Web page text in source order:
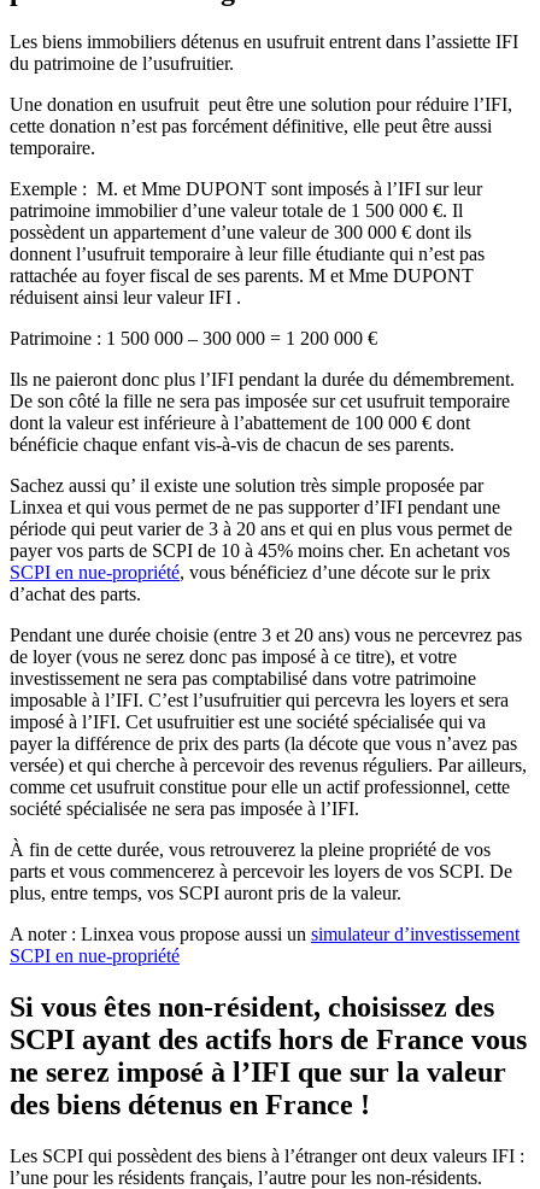
Les biens immobiliers détenus en usufruit entrent dans l’assiette IFI
du patrimoine de l’usufruitier.
Une donation en usufruit peut être une solution pour réduire l’IFI,
cette donation n’est pas forcément définitive, elle peut être aussi
temporaire.
Exemple : M. et Mme DUPONT sont imposés à l’IFI sur leur
patrimoine immobilier d’une valeur totale de 1 500 000 €. Il
possèdent un appartement d’une valeur de 300 000 € dont ils
donnent l’usufruit temporaire à leur fille étudiante qui n’est pas
rattachée au foyer fiscal de ses parents. M et Mme DUPONT
réduisent ainsi leur valeur IFI .
Patrimoine : 1 500 000 – 300 000 = 1 200 000 €
Ils ne paieront donc plus l’IFI pendant la durée du démembrement.
De son côté la fille ne sera pas imposée sur cet usufruit temporaire
dont la valeur est inférieure à l’abattement de 100 000 € dont
bénéficie chaque enfant vis-à-vis de chacun de ses parents.
Sachez aussi qu’ il existe une solution très simple proposée par
Linxea et qui vous permet de ne pas supporter d’IFI pendant une
période qui peut varier de 3 à 20 ans et qui en plus vous permet de
payer vos parts de SCPI de 10 à 45% moins cher. En achetant vos
SCPI en nue-propriété, vous bénéficiez d’une décote sur le prix
d’achat des parts.
Pendant une durée choisie (entre 3 et 20 ans) vous ne percevrez pas
de loyer (vous ne serez donc pas imposé à ce titre), et votre
investissement ne sera pas comptabilisé dans votre patrimoine
imposable à l’IFI. C’est l’usufruitier qui percevra les loyers et sera
imposé à l’IFI. Cet usufruitier est une société spécialisée qui va
payer la différence de prix des parts (la décote que vous n’avez pas
versée) et qui cherche à percevoir des revenus réguliers. Par ailleurs,
comme cet usufruit constitue pour elle un actif professionnel, cette
société spécialisée ne sera pas imposée à l’IFI.
À fin de cette durée, vous retrouverez la pleine propriété de vos
parts et vous commencerez à percevoir les loyers de vos SCPI. De
plus, entre temps, vos SCPI auront pris de la valeur.
A noter : Linxea vous propose aussi un simulateur d’investissement
SCPI en nue-propriété
Si vous êtes non-résident, choisissez des
SCPI ayant des actifs hors de France vous
ne serez imposé à l’IFI que sur la valeur
des biens détenus en France !
Les SCPI qui possèdent des biens à l’étranger ont deux valeurs IFI :
l’une pour les résidents français, l’autre pour les non-résidents.